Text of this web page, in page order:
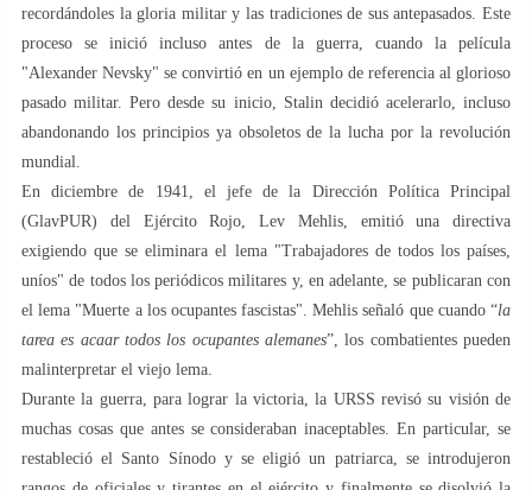
recordándoles la gloria militar y las tradiciones de sus antepasados. Este
proceso se inició incluso antes de la guerra, cuando la película
"Alexander Nevsky" se convirtió en un ejemplo de referencia al glorioso
pasado militar. Pero desde su inicio, Stalin decidió acelerarlo, incluso
abandonando los principios ya obsoletos de la lucha por la revolución
mundial.
En diciembre de 1941, el jefe de la Dirección Política Principal
(GlavPUR) del Ejército Rojo, Lev Mehlis, emitió una directiva
exigiendo que se eliminara el lema "Trabajadores de todos los países,
uníos" de todos los periódicos militares y, en adelante, se publicaran con
el lema "Muerte a los ocupantes fascistas". Mehlis señaló que cuando “la
tarea es acaar todos los ocupantes alemanes”, los combatientes pueden
malinterpretar el viejo lema.
Durante la guerra, para lograr la victoria, la URSS revisó su visión de
muchas cosas que antes se consideraban inaceptables. En particular, se
restableció el Santo Sínodo y se eligió un patriarca, se introdujeron